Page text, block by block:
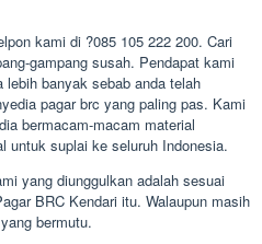
kami di ?085 105 222 200. Cari
gampang susah. Pendapat kami
lebih banyak sebab anda telah
pagar brc yang paling pas. Kami
bermacam-macam material
untuk suplai ke seluruh Indonesia.
yang diunggulkan adalah sesuai
BRC Kendari itu. Walaupun masih
bermutu.